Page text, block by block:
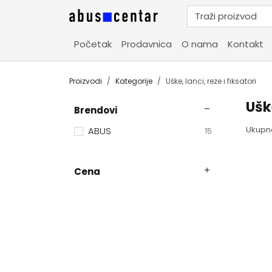
Početak Prodavnica O nama Kontakt
Proizvodi Kategorije Uške, lanci, reze i fiksatori
Brendovi
ABUS
15
Cena